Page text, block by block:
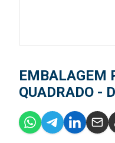
EMBALAGEM
QUADRADO -